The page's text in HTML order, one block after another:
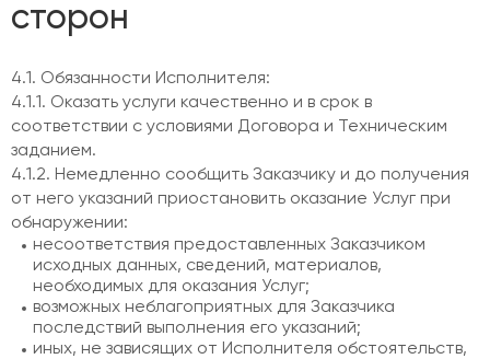
сторон
4.1. Обязанности Исполнителя:
4.1.1. Оказать услуги качественно и в срок в
соответствии с условиями Договора и Техническим
заданием.
4.1.2. Немедленно сообщить Заказчику и до получения
от него указаний приостановить оказание Услуг при
обнаружении:
несоответствия предоставленных Заказчиком
исходных данных, сведений, материалов,
необходимых для оказания Услуг;
возможных неблагоприятных для Заказчика
последствий выполнения его указаний;
иных, не зависящих от Исполнителя обстоятельств,